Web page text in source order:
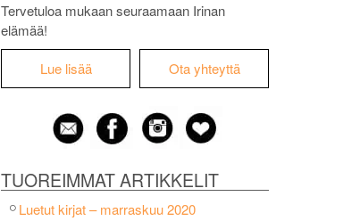
Tervetuloa mukaan seuraamaan Irinan
elämää!
Lue lisää Ota yhteyttä
TUOREIMMAT ARTIKKELIT
Luetut kirjat – marraskuu 2020